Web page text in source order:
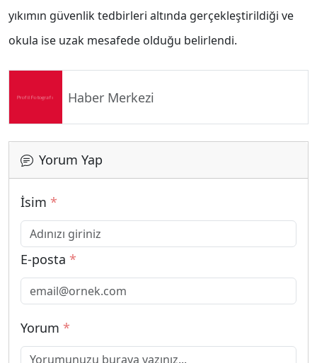
yıkımın güvenlik tedbirleri altında gerçekleştirildiği ve
okula ise uzak mesafede olduğu belirlendi.
Haber Merkezi
Yorum Yap
İsim *
E-posta *
Yorum *